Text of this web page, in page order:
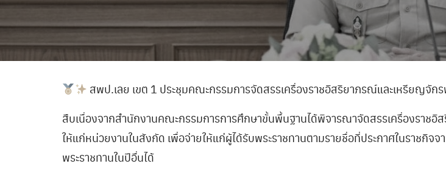
สพป.เลย เขต 1 ประชุมคณะกรรมการจัดสรรเครื่องราชอิสริยาภรณ์และเหรียญจัก
สืบเนื่องจากสำนักงานคณะกรรมการการศึกษาขั้นพื้นฐานได้พิจารณาจัดสรรเครื่องราช
ให้แก่หน่วยงานในสังกัด เพื่อจ่ายให้แก่ผู้ได้รับพระราชทานตามรายชื่อที่ประกาศในราชกิจจ
พระราชทานในปีอื่นได้